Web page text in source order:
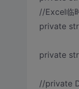
//Excel临
private
private
//private